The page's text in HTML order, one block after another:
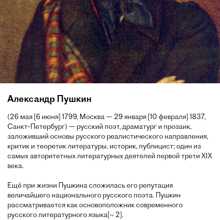
Александр Пушкин
(26 мая [6 июня] 1799, Москва — 29 января [10 февраля] 1837,
Санкт-Петербург) — русский поэт, драматург и прозаик,
заложивший основы русского реалистического направления,
критик и теоретик литературы, историк, публицист; один из
самых авторитетных литературных деятелей первой трети XIX
века.
Ещё при жизни Пушкина сложилась его репутация
величайшего национального русского поэта. Пушкин
рассматривается как основоположник современного
русского литературного языка[~ 2].